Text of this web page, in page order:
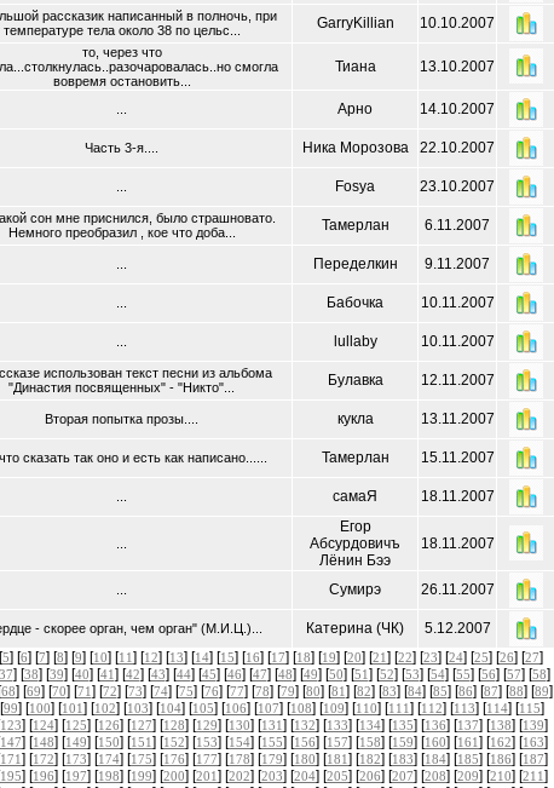
рассказик написанный в полночь, при
температуре тела около 38 по цельс...
GarryKillian 10.10.2007
то, через что
смогла
вовремя остановить...
Тиана 13.10.2007
Арно 14.10.2007
Часть 3-я.... Ника Морозова 22.10.2007
Fosya 23.10.2007
сон мне приснился, было страшновато.
Немного преобразил , кое что доба...
Тамерлан 6.11.2007
Переделкин 9.11.2007
Бабочка 10.11.2007
lullaby 10.11.2007
использован текст песни из альбома
"Династия посвященных" - "Никто"...
Булавка 12.11.2007
Вторая попытка прозы.... кукла 13.11.2007
сказать так оно и есть как написано...... Тамерлан 15.11.2007
самаЯ 18.11.2007
Егор
Абсурдовичъ
Лёнин Бээ
18.11.2007
Сумирэ 26.11.2007
- скорее орган, чем орган" (М.И.Ц.)... Катерина (ЧК) 5.12.2007
5] [6] [7] [8] [9] [10] [11] [12] [13] [14] [15] [16] [17] [18] [19] [20] [21] [22] [23] [24] [25] [26] [27]
] [38] [39] [40] [41] [42] [43] [44] [45] [46] [47] [48] [49] [50] [51] [52] [53] [54] [55] [56] [57] [58]
68] [69] [70] [71] [72] [73] [74] [75] [76] [77] [78] [79] [80] [81] [82] [83] [84] [85] [86] [87] [88] [89]
99] [100] [101] [102] [103] [104] [105] [106] [107] [108] [109] [110] [111] [112] [113] [114] [115]
123] [124] [125] [126] [127] [128] [129] [130] [131] [132] [133] [134] [135] [136] [137] [138] [139]
147] [148] [149] [150] [151] [152] [153] [154] [155] [156] [157] [158] [159] [160] [161] [162] [163]
171] [172] [173] [174] [175] [176] [177] [178] [179] [180] [181] [182] [183] [184] [185] [186] [187]
195] [196] [197] [198] [199] [200] [201] [202] [203] [204] [205] [206] [207] [208] [209] [210] [211]